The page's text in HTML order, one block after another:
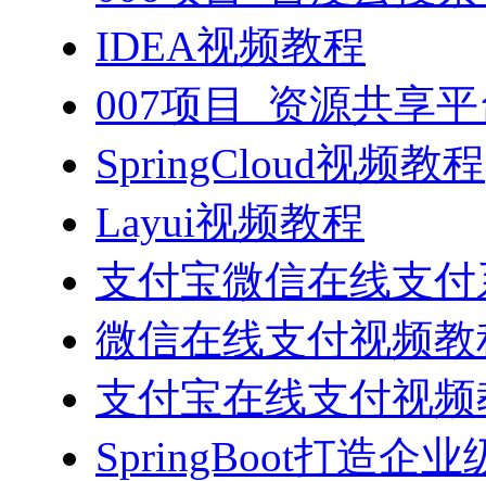
IDEA视频教程
007项目_资源共享
SpringCloud视频教程
Layui视频教程
支付宝微信在线支
微信在线支付视频教
支付宝在线支付视
SpringBoot打造企业